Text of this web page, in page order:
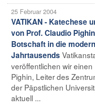
25 Februar 2004
VATIKAN - Katechese
von Prof. Claudio
Botschaft in die
Jahrtausends
veröffentlichen wir
Pighin, Leiter des
der Päpstlichen
aktuell ...